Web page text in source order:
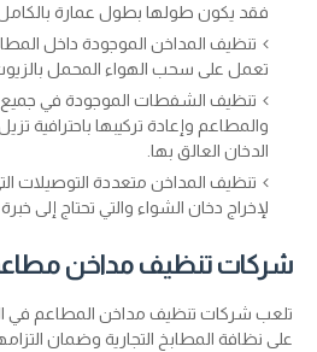
فقد يكون طولها بطول عمارة
تنظيف المداخن الموجودة داخل
تعمل على سحب الهواء المحمل
تنظيف الشفطات الموجودة في جميع
والمطاعم وإعادة تركيبها باحترافية
الدخان العالق بها.
تنظيف المداخن متعددة التوصيلات
لإخراج دخان الشواء والتي تحتاج إلى
شركات تنظيف مداخن
تلعب شركات تنظيف مداخن المطاعم في
على نظافة المطابخ التجارية وضمان